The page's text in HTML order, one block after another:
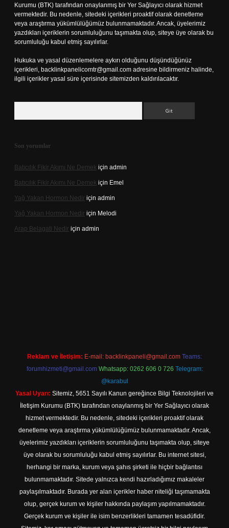
Kurumu (BTK) tarafından onaylanmış bir Yer Sağlayıcı olarak hizmet
vermektedir. Bu nedenle, sitedeki içerikleri proaktif olarak denetleme
veya araştırma yükümlülüğümüz bulunmamaktadır. Ancak, üyelerimiz
yazdıkları içeriklerin sorumluluğunu taşımakta olup, siteye üye olarak bu
sorumluluğu kabul etmiş sayılırlar.
Hukuka ve yasal düzenlemelere aykırı olduğunu düşündüğünüz
içerikleri, backlinkpanelicomtr@gmail.com adresine bildirmeniz halinde,
ilgili içerikler yasal süre içerisinde sitemizden kaldırılacaktır.
Son yorumlar
Batıcılık Fikir Akımı Ne Demek için admin
Batıcılık Fikir Akımı Ne Demek için Emel
Yağ Yakan Hormon Nedir için admin
Yağ Yakan Hormon Nedir için Melodi
Arap Belagati Nedir için admin
Reklam ve İletişim: E-mail: backlinkpaneli@gmail.com Teams:
forumhizmeti@gmail.com Whatsapp: 0262 606 0 726 Telegram:
@karabul
Yasal Uyarı: Sitemiz, 5651 Sayılı Kanun gereğince Bilgi Teknolojileri ve
İletişim Kurumu (BTK) tarafından onaylanmış bir Yer Sağlayıcı olarak
hizmet vermektedir. Bu nedenle, sitedeki içerikleri proaktif olarak
denetleme veya araştırma yükümlülüğümüz bulunmamaktadır. Ancak,
üyelerimiz yazdıkları içeriklerin sorumluluğunu taşımakta olup, siteye
üye olarak bu sorumluluğu kabul etmiş sayılırlar. Bu internet sitesi,
herhangi bir marka, kurum veya şahıs şirketi ile hiçbir bağlantısı
bulunmamaktadır. Sitede yalnızca kendi hazırladığımız makaleler
paylaşılmaktadır. Burada yer alan içerikler haber niteliği taşımamakta
olup, gerçek kurum ve kişiler hakkında paylaşım yapılmamaktadır.
Gerçek kurum ve kişiler ile isim benzerlikleri tamamen tesadüfidir.